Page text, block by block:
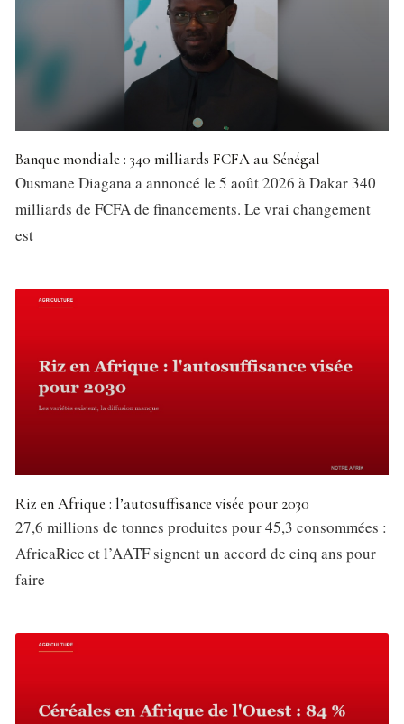
Banque mondiale : 340 milliards FCFA au Sénégal
Ousmane Diagana a annoncé le 5 août 2026 à Dakar 340
milliards de FCFA de financements. Le vrai changement
est
Riz en Afrique : l’autosuffisance visée pour 2030
27,6 millions de tonnes produites pour 45,3 consommées :
AfricaRice et l’AATF signent un accord de cinq ans pour
faire